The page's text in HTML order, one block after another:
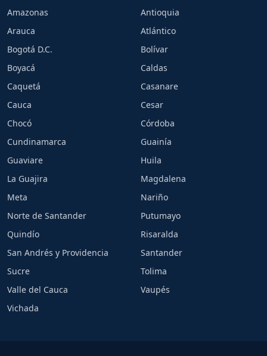
Amazonas
Antioquia
Arauca
Atlántico
Bogotá D.C.
Bolívar
Boyacá
Caldas
Caquetá
Casanare
Cauca
Cesar
Chocó
Córdoba
Cundinamarca
Guainía
Guaviare
Huila
La Guajira
Magdalena
Meta
Nariño
Norte de Santander
Putumayo
Quindío
Risaralda
San Andrés y Providencia
Santander
Sucre
Tolima
Valle del Cauca
Vaupés
Vichada